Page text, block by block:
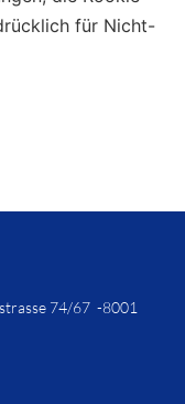
für Nicht-
74/67 -8001